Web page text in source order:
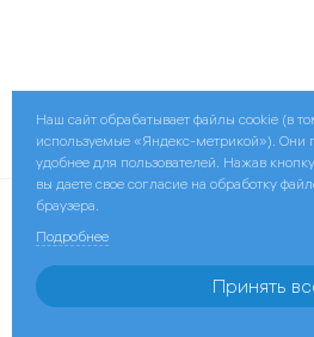
Поделиться:
© 2026 ПАО «МОЭК»
ПАО «Газпром»
Наш сайт обрабатывает файлы cookie (в
используемые «Яндекс-метрикой»). Они
удобнее для пользователей. Нажав
вы даете свое согласие на обработку
браузера.
Подробнее
Принять